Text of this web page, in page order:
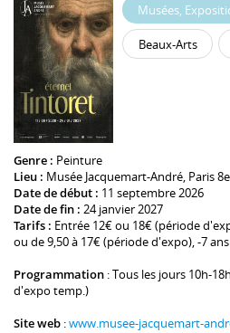
Musées,
Beaux-Arts
Genre : Peinture
Lieu : Musée Jacquemart-André, Paris 8e
Date de début : 11 septembre 2026
Date de fin : 24 janvier 2027
Tarifs : Entrée 12€ ou 18€ (période
ou de 9,50 à 17€ (période d'expo), -7
Programmation : Tous les jours 10h-
d'expo temp.)
Site web :www.musee-jacquemart-